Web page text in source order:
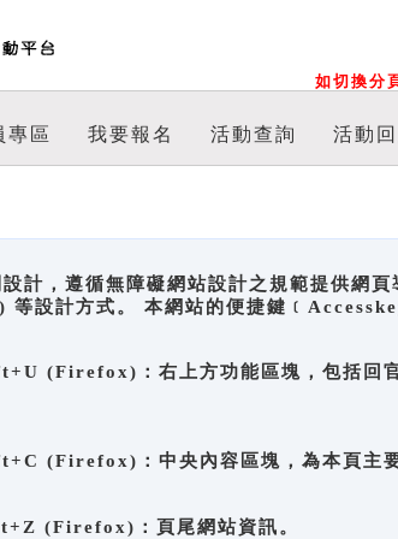
如切換分
專區 我要報名 活動查詢 活動
計，遵循無障礙網站設計之規範提供網
設計方式。 本網站的便捷鍵
(Firefox)：右上方功能區塊，包括回官
(Firefox)：中央內容區塊，為本頁主要
(Firefox)：頁尾網站資訊。